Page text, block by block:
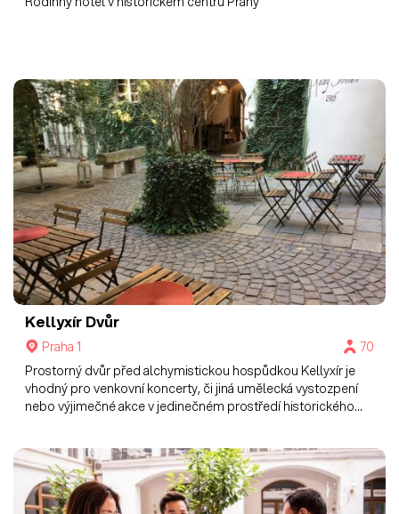
Kellyxír Dvůr
Praha 1
70
Prostorný dvůr před alchymistickou hospůdkou Kellyxír je
vhodný pro venkovní koncerty, či jiná umělecká vystozpení
nebo výjimečné akce v jedinečném prostředí historického